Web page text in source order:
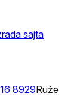
sajta
8929Ruže